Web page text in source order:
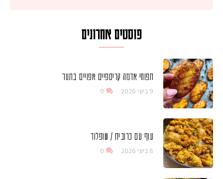
פוסטים אחרונים
תפוחי אדמה קריספיים אפויים בתנור
9 ביוני 2026 0
עוף עם כרובית / שופלור
8 ביוני 2026 0